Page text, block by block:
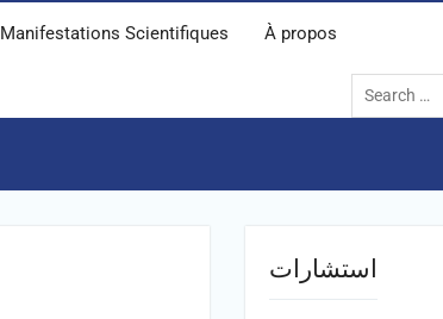
Manifestations Scientifiques À propos
Search
for:
استشارات